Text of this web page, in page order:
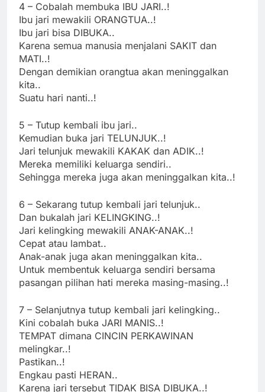
4 – Cobalah membuka IBU JARI..!
Ibu jari mewakili ORANGTUA..!
Ibu jari bisa DIBUKA..
Karena semua manusia menjalani SAKIT dan
MATI..!
Dengan demikian orangtua akan meninggalkan
kita..
Suatu hari nanti..!
5 – Tutup kembali ibu jari..
Kemudian buka jari TELUNJUK..!
Jari telunjuk mewakili KAKAK dan ADIK..!
Mereka memiliki keluarga sendiri..
Sehingga mereka juga akan meninggalkan kita..!
6 – Sekarang tutup kembali jari telunjuk..
Dan bukalah jari KELINGKING..!
Jari kelingking mewakili ANAK-ANAK..!
Cepat atau lambat..
Anak-anak juga akan meninggalkan kita..
Untuk membentuk keluarga sendiri bersama
pasangan pilihan hati mereka masing-masing..!
7 – Selanjutnya tutup kembali jari kelingking..
Kini cobalah buka JARI MANIS..!
TEMPAT dimana CINCIN PERKAWINAN
melingkar..!
Pastikan..!
Engkau pasti HERAN..
Karena jari tersebut TIDAK BISA DIBUKA..!